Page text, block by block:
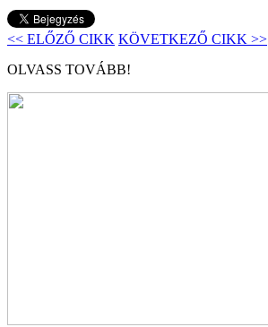
<< ELŐZŐ CIKK KÖVETKEZŐ CIKK >>
OLVASS TOVÁBB!